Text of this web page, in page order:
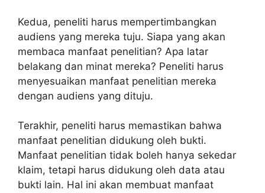
Kedua, peneliti harus mempertimbangkan
audiens yang mereka tuju. Siapa yang akan
membaca manfaat penelitian? Apa latar
belakang dan minat mereka? Peneliti harus
menyesuaikan manfaat penelitian mereka
dengan audiens yang dituju.
Terakhir, peneliti harus memastikan bahwa
manfaat penelitian didukung oleh bukti.
Manfaat penelitian tidak boleh hanya sekedar
klaim, tetapi harus didukung oleh data atau
bukti lain. Hal ini akan membuat manfaat